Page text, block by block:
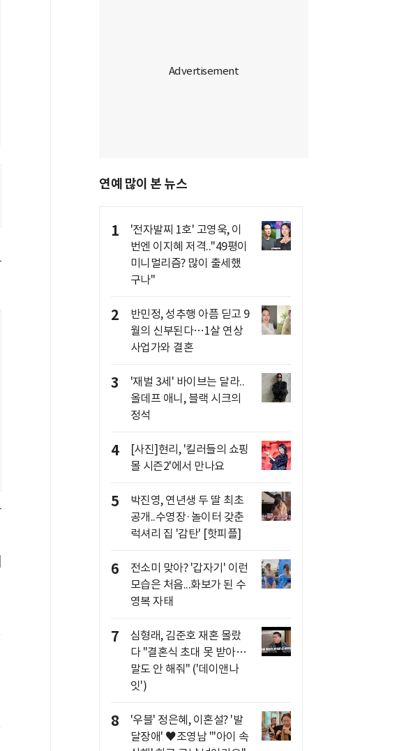
연예 많이 본 뉴스
1
'전자발찌 1호' 고영욱, 이
번엔 이지혜 저격.."49평이
미니멀리즘? 많이 출세했
구나"
2
반민정, 성추행 아픔 딛고 9
월의 신부된다…1살 연상
사업가와 결혼
3
'재벌 3세' 바이브는 달라..
올데프 애니, 블랙 시크의
정석
4
[사진]현리, '킬러들의 쇼핑
몰 시즌2'에서 만나요
5
박진영, 연년생 두 딸 최초
공개..수영장·놀이터 갖춘
럭셔리 집 '감탄' [핫피플]
6
전소미 맞아? '갑자기' 이런
모습은 처음...화보가 된 수
영복 자태
7
심형래, 김준호 재혼 몰랐
다 "결혼식 초대 못 받아…
말도 안 해줘" ('데이앤나
잇')
8
'우블' 정은혜, 이혼설? '발
달장애' ♥조영남 "'아이 속